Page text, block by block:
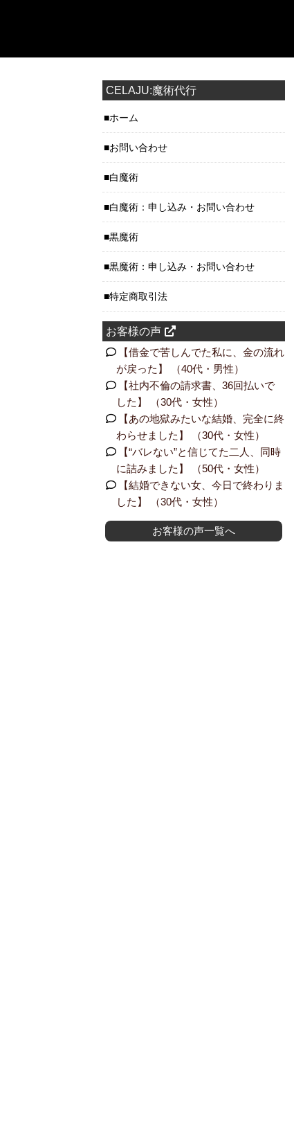
CELAJU:魔術代行
ホーム
お問い合わせ
白魔術
白魔術：申し込み・お問い合わせ
黒魔術
黒魔術：申し込み・お問い合わせ
特定商取引法
お客様の声
【借金で苦しんでた私に、金の流れ
が戻った】 （40代・男性）
【社内不倫の請求書、36回払いで
した】 （30代・女性）
【あの地獄みたいな結婚、完全に終
わらせました】 （30代・女性）
【“バレない”と信じてた二人、同時
に詰みました】 （50代・女性）
【結婚できない女、今日で終わりま
した】 （30代・女性）
お客様の声一覧へ